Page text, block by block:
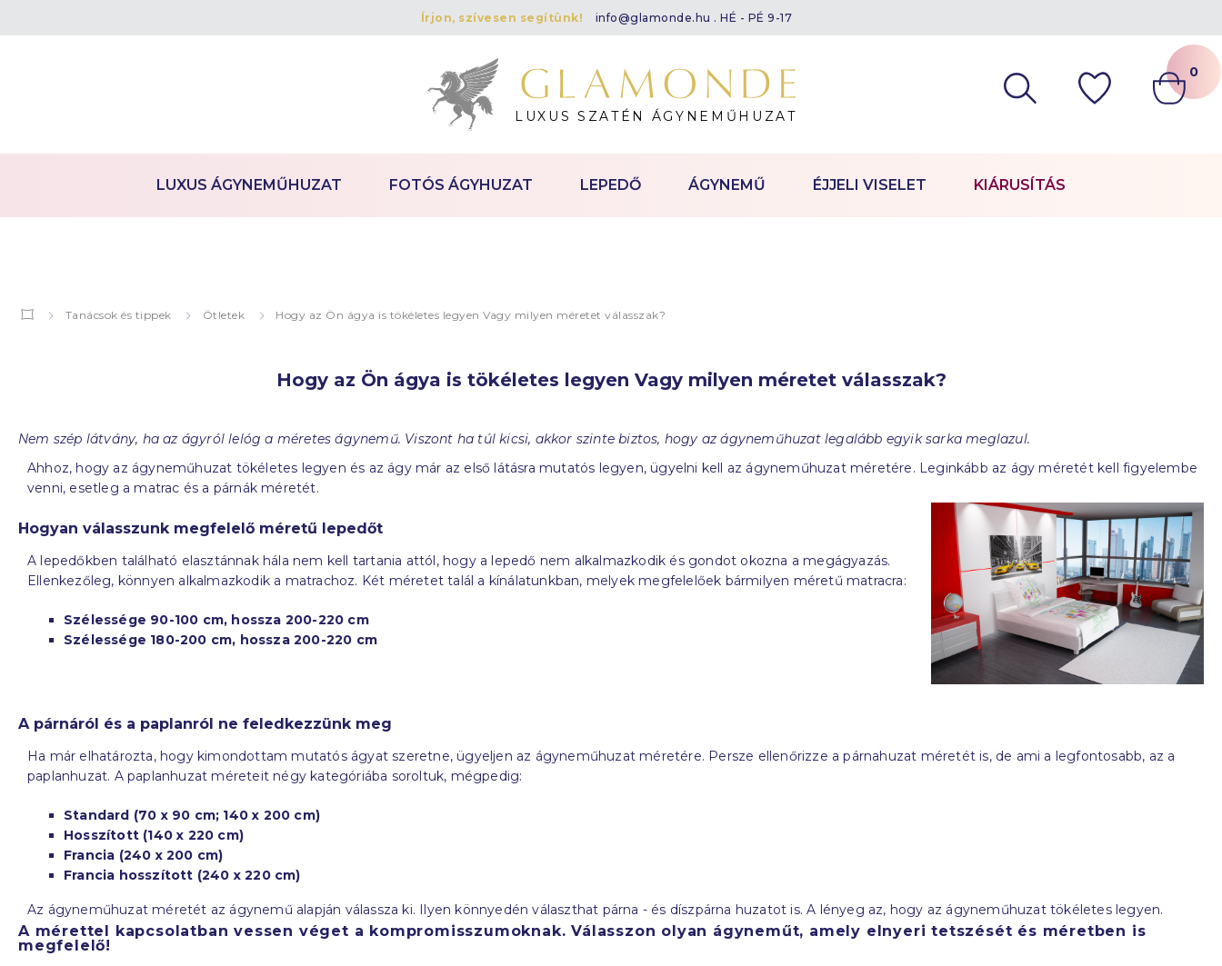
Írjon, szívesen segítünk! info@glamonde.hu . HÉ - PÉ 9-17
LUXUS SZATÉN ÁGYNEMŰHUZAT
0
LUXUS ÁGYNEMŰHUZAT FOTÓS ÁGYHUZAT LEPEDŐ ÁGYNEMŰ ÉJJELI VISELET KIÁRUSÍTÁS
Tanácsok és tippek Ötletek Hogy az Ön ágya is tökéletes legyen Vagy milyen méretet válasszak?
Hogy az Ön ágya is tökéletes legyen Vagy milyen méretet válasszak?
Nem szép látvány, ha az ágyról lelóg a méretes ágynemű. Viszont ha túl kicsi, akkor szinte biztos, hogy az ágyneműhuzat legalább egyik sarka meglazul.
Ahhoz, hogy az ágyneműhuzat tökéletes legyen és az ágy már az első látásra mutatós legyen, ügyelni kell az ágyneműhuzat méretére. Leginkább az ágy méretét kell figyelembe
venni, esetleg a matrac és a párnák méretét.
Hogyan válasszunk megfelelő méretű lepedőt
A lepedőkben található elasztánnak hála nem kell tartania attól, hogy a lepedő nem alkalmazkodik és gondot okozna a megágyazás.
Ellenkezőleg, könnyen alkalmazkodik a matrachoz. Két méretet talál a kínálatunkban, melyek megfelelőek bármilyen méretű matracra:
Szélessége 90-100 cm, hossza 200-220 cm
Szélessége 180-200 cm, hossza 200-220 cm
A párnáról és a paplanról ne feledkezzünk meg
Ha már elhatározta, hogy kimondottam mutatós ágyat szeretne, ügyeljen az ágyneműhuzat méretére. Persze ellenőrizze a párnahuzat méretét is, de ami a legfontosabb, az a
paplanhuzat. A paplanhuzat méreteit négy kategóriába soroltuk, mégpedig:
Standard (70 x 90 cm; 140 x 200 cm)
Hosszított (140 x 220 cm)
Francia (240 x 200 cm)
Francia hosszított (240 x 220 cm)
Az ágyneműhuzat méretét az ágynemű alapján válassza ki. Ilyen könnyedén választhat párna - és díszpárna huzatot is. A lényeg az, hogy az ágyneműhuzat tökéletes legyen.
A mérettel kapcsolatban vessen véget a kompromisszumoknak. Válasszon olyan ágyneműt, amely elnyeri tetszését és méretben is
megfelelő!